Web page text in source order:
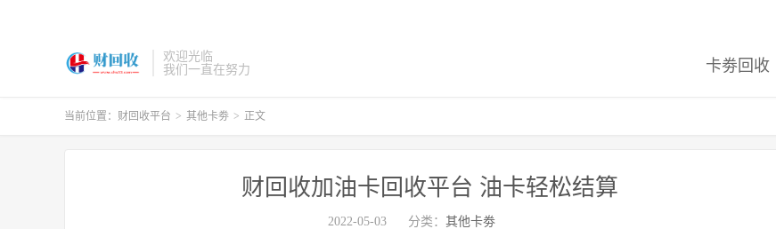
欢迎光临
我们一直在努力
卡劵回收
当前位置： 财回收平台 > 其他卡劵 > 正文
财回收加油卡回收平台 油卡轻松结算
2022-05-03 分类： 其他卡劵